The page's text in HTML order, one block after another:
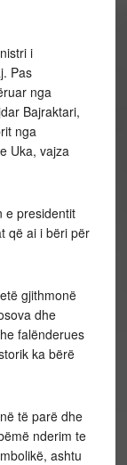
i
Pas
nga
Bajraktari,
nga
Uka, vajza
e presidentit
që ai i bëri për
gjithmonë
dhe
falënderues
ka bërë
të parë dhe
nderim te
ashtu